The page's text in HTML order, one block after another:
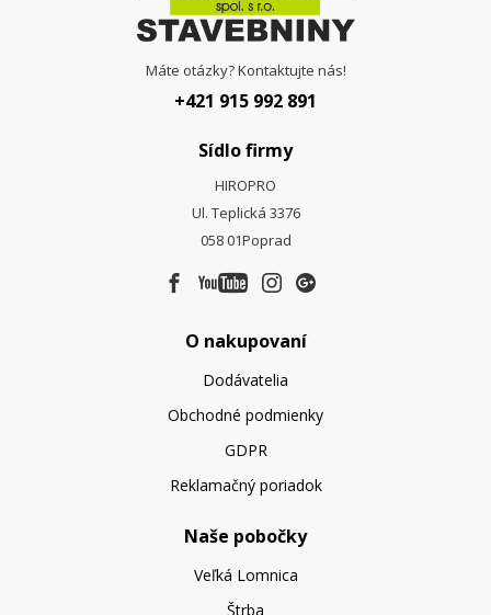
Máte otázky? Kontaktujte nás!
+421 915 992 891
Sídlo firmy
HIROPRO
Ul. Teplická 3376
058 01Poprad
O nakupovaní
Dodávatelia
Obchodné podmienky
GDPR
Reklamačný poriadok
Naše pobočky
Veľká Lomnica
Štrba